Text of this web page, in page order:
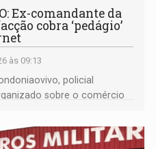
Ex-comandante da
cobra ‘pedágio’
às 09:13
policial
sobre o comércio